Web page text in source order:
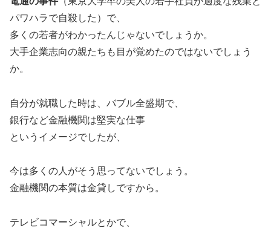
パワハラで自殺した）で、
多くの若者がわかったんじゃないでしょうか。
大手企業志向の親たちも目が覚めたのではないでしょう
か。
自分が就職した時は、バブル全盛期で、
銀行など金融機関は堅実な仕事
というイメージでしたが、
今は多くの人がそう思ってないでしょう。
金融機関の本質は金貸しですから。
テレビコマーシャルとかで、